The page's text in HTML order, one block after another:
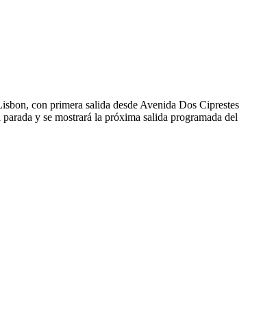
con primera salida desde Avenida Dos Ciprestes
y se mostrará la próxima salida programada del